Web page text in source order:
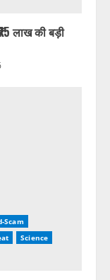
लाख की बड़ी
Scam
Science